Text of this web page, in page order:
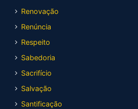
Renovação
Renúncia
Respeito
Sabedoria
Sacrifício
Salvação
Santificação